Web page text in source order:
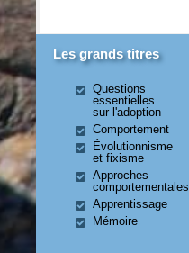
Les grands titres
Questions
essentielles
sur l'adoption
Comportement
Évolutionnisme
et fixisme
Approches
comportementales
Apprentissage
Mémoire